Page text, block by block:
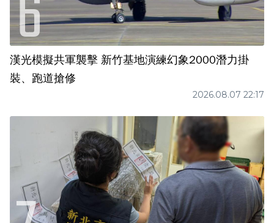
漢光模擬共軍襲擊 新竹基地演練幻象2000潛力掛
裝、跑道搶修
2026.08.07 22:17